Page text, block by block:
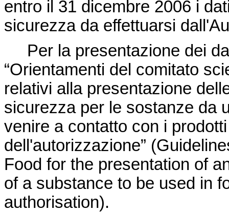
entro il 31 dicembre 2006 i
sicurezza da effettuarsi
Per la presentazione dei
“Orientamenti del comitato
relativi alla presentazione
sicurezza per le sostanze da
venire a contatto con i
dell'autorizzazione”
Food for the presentation of
of a substance to be used in
authorisation).